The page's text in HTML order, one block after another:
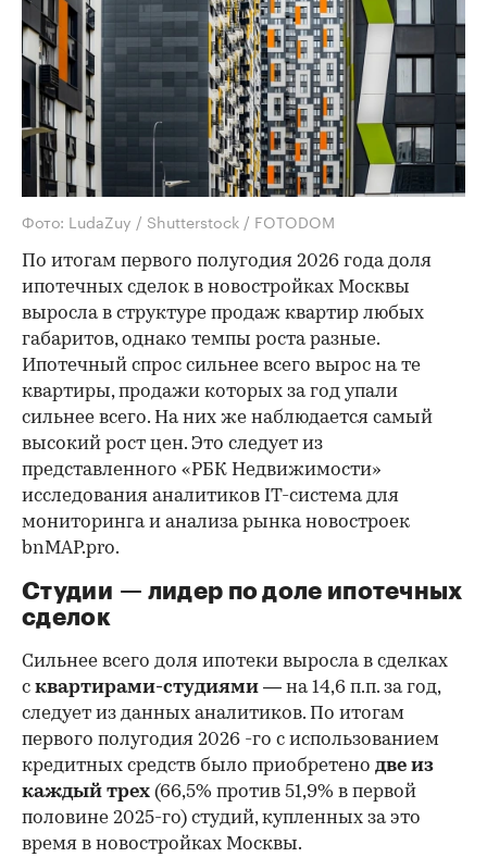
Фото: LudaZuy / Shutterstock / FOTODOM
По итогам первого полугодия 2026 года доля
ипотечных сделок в новостройках Москвы
выросла в структуре продаж квартир любых
габаритов, однако темпы роста разные.
Ипотечный спрос сильнее всего вырос на те
квартиры, продажи которых за год упали
сильнее всего. На них же наблюдается самый
высокий рост цен. Это следует из
представленного «РБК Недвижимости»
исследования аналитиков IT-система для
мониторинга и анализа рынка новостроек
bnMAP.pro.
Студии — лидер по доле ипотечных
сделок
Сильнее всего доля ипотеки выросла в сделках
с квартирами-студиями — на 14,6 п.п. за год,
следует из данных аналитиков. По итогам
первого полугодия 2026 -го с использованием
кредитных средств было приобретено две из
каждый трех (66,5% против 51,9% в первой
половине 2025-го) студий, купленных за это
время в новостройках Москвы.